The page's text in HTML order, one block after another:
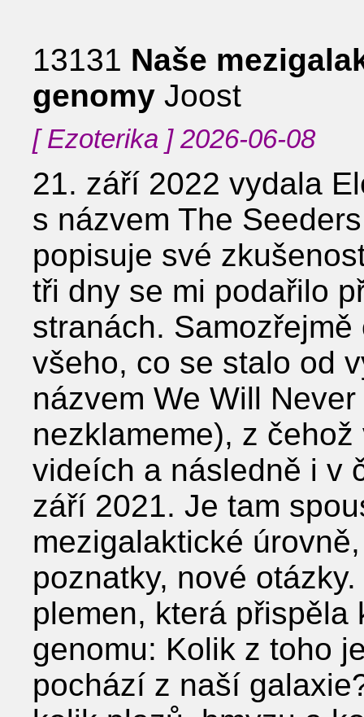
13131 Naše
genomy Joost
[ Ezoterika ] 2026-06-08
21. září 2022 vydala
s názvem The
popisuje své
tři dny se mi podařilo
stranách.
všeho, co se stalo od
názvem We Will
nezklameme), z
videích a následně i v
září 2021. Je tam
mezigalaktické
poznatky, nové
plemen, která přispěla
genomu: Kolik z toho
pochází z naší